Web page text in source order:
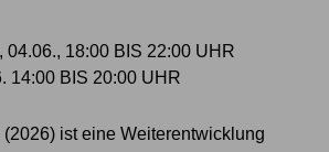
04.06., 18:00 BIS 22:00 UHR
14:00 BIS 20:00 UHR
ist eine Weiterentwicklung